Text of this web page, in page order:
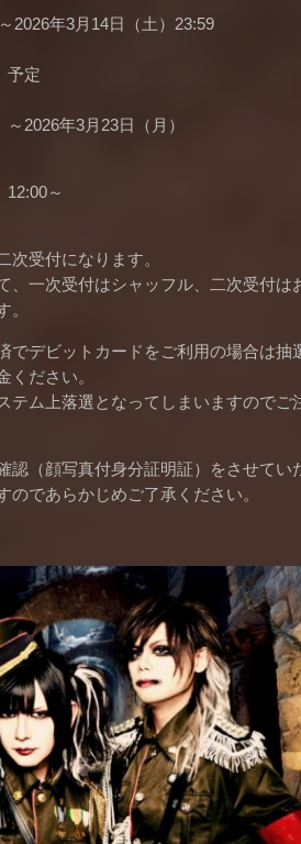
2026年3月14日（土）23:59
予定
2026年3月23日（月）
12:00～
受付になります。
、一次受付はシャッフル、二次受付は
。
でデビットカードをご利用の場合は抽
ください。
テム上落選となってしまいますのでご
認（顔写真付身分証明証）をさせてい
のであらかじめご了承ください。